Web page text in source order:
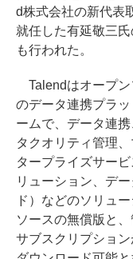
d株式会社の新代表
就任した有延敬三
も行われた。
Talendはオープン
のデータ連携プラッ
ームで、データ連
タクオリティ管理
タープライズサー
リューション、デ
ド）などのソリュ
ソースの無償版と
サブスクリプショ